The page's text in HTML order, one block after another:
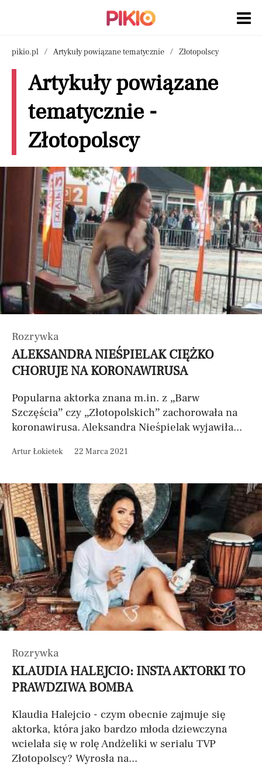
pikio.pl Artykuły powiązane tematycznie Złotopolscy
Artykuły powiązane
tematycznie -
Złotopolscy
Rozrywka
ALEKSANDRA NIEŚPIELAK CIĘŻKO
CHORUJE NA KORONAWIRUSA
Popularna aktorka znana m.in. z „Barw
Szczęścia” czy „Złotopolskich” zachorowała na
koronawirusa. Aleksandra Nieśpielak wyjawiła...
Artur Łokietek 22 Marca 2021
Rozrywka
KLAUDIA HALEJCIO: INSTA AKTORKI TO
PRAWDZIWA BOMBA
Klaudia Halejcio - czym obecnie zajmuje się
aktorka, która jako bardzo młoda dziewczyna
wcielała się w rolę Andżeliki w serialu TVP
Złotopolscy? Wyrosła na...